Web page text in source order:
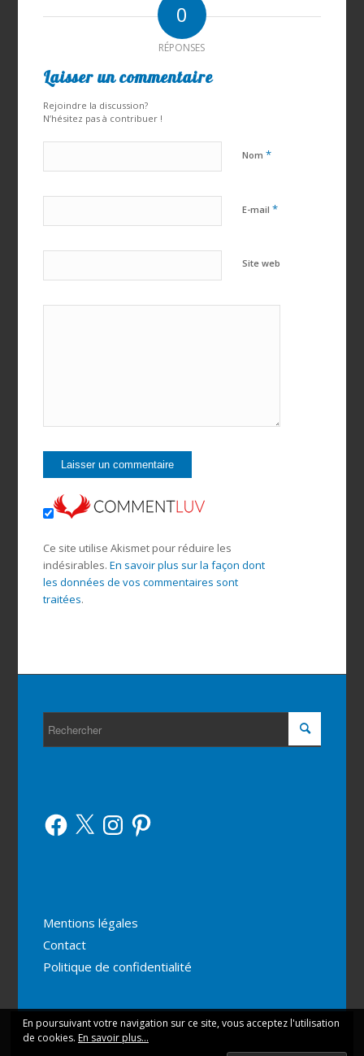
0
RÉPONSES
Laisser un commentaire
Rejoindre la discussion?
N’hésitez pas à contribuer !
Nom *
E-mail *
Site web
Ce site utilise Akismet pour réduire les
indésirables. En savoir plus sur la façon dont
les données de vos commentaires sont
traitées.
Facebook
X InstagramPinterest
Mentions légales
Contact
Politique de confidentialité
Ce site utilise des cookies. En continuant votre navigation
vous acceptez leur utilisation.
En poursuivant votre navigation sur ce site, vous acceptez l'utilisation
de cookies. En savoir plus...